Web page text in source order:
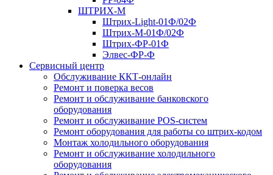
ШТРИХ-М
Штрих-Light-01Ф/02Ф
Штрих-М-01Ф/02Ф
Штрих-ФР-01Ф
Элвес-ФР-Ф
Сервисный центр
Обслуживание ККТ-онлайн
Ремонт и поверка весов
Ремонт и обслуживание банковского
оборудования
Ремонт и обслуживание POS-систем
Ремонт оборудования для работы со штрих-кодом
Монтаж холодильного оборудования
Ремонт и обслуживание холодильного
оборудования